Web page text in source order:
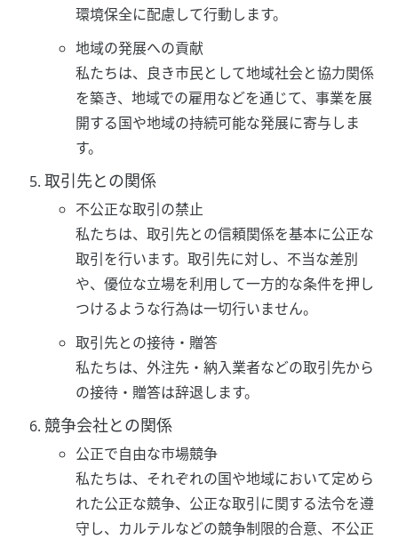
環境保全に配慮して行動します。
地域の発展への貢献
私たちは、良き市民として地域社会と協力関係
を築き、地域での雇用などを通じて、事業を展
開する国や地域の持続可能な発展に寄与しま
す。
取引先との関係
不公正な取引の禁止
私たちは、取引先との信頼関係を基本に公正な
取引を行います。取引先に対し、不当な差別
や、優位な立場を利用して一方的な条件を押し
つけるような行為は一切行いません。
取引先との接待・贈答
私たちは、外注先・納入業者などの取引先から
の接待・贈答は辞退します。
競争会社との関係
公正で自由な市場競争
私たちは、それぞれの国や地域において定めら
れた公正な競争、公正な取引に関する法令を遵
守し、カルテルなどの競争制限的合意、不公正